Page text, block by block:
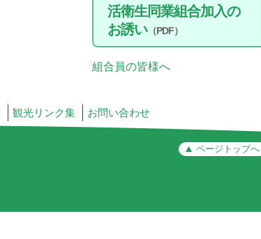
活衛生同業組合加入の
お誘い（PDF）
組合員の皆様へ
観光リンク集 お問い合わせ
ページトップへ